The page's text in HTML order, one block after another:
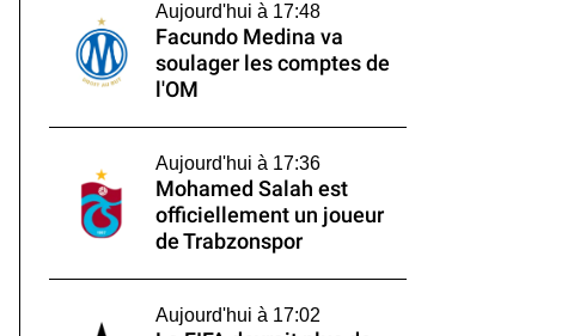
Aujourd'hui à 17:48
Facundo Medina va
soulager les comptes de
l'OM
Aujourd'hui à 17:36
Mohamed Salah est
officiellement un joueur
de Trabzonspor
Aujourd'hui à 17:02